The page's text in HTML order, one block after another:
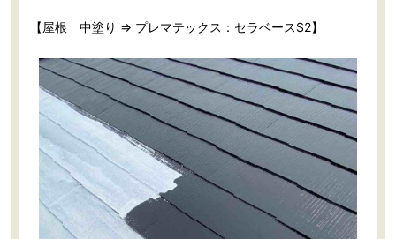
【屋根 中塗り ⇒ プレマテックス：セラベースS2】